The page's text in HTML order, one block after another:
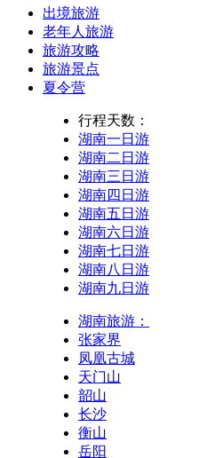
出境旅游
老年人旅游
旅游攻略
旅游景点
夏令营
行程天数：
湖南一日游
湖南二日游
湖南三日游
湖南四日游
湖南五日游
湖南六日游
湖南七日游
湖南八日游
湖南九日游
湖南旅游：
张家界
凤凰古城
天门山
韶山
长沙
衡山
岳阳